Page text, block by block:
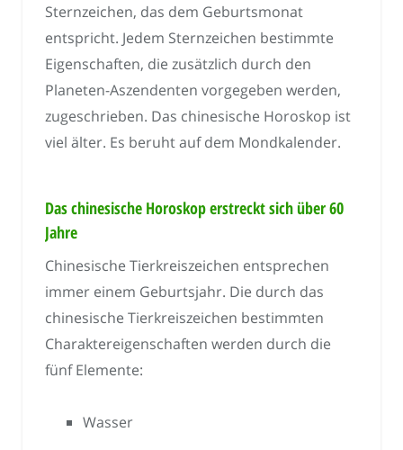
Sternzeichen, das dem Geburtsmonat
entspricht. Jedem Sternzeichen bestimmte
Eigenschaften, die zusätzlich durch den
Planeten-Aszendenten vorgegeben werden,
zugeschrieben. Das chinesische Horoskop ist
viel älter. Es beruht auf dem Mondkalender.
Das chinesische Horoskop erstreckt sich über 60
Jahre
Chinesische Tierkreiszeichen entsprechen
immer einem Geburtsjahr. Die durch das
chinesische Tierkreiszeichen bestimmten
Charaktereigenschaften werden durch die
fünf Elemente:
Wasser